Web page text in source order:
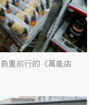
重前行的《萬能店